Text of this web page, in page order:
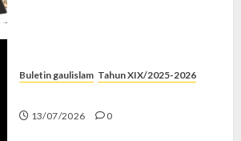
Buletin gaulislam Tahun XIX/2025-2026
13/07/2026 0